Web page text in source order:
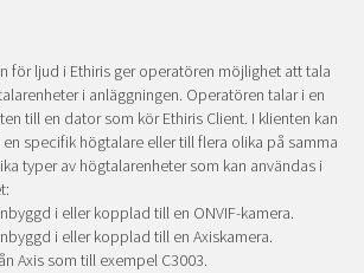
för ljud i Ethiris ger operatören möjlighet att tala
i anläggningen. Operatören talar i en
till en dator som kör Ethiris Client. I klienten kan
specifik högtalare eller till flera olika på samma
typer av högtalarenheter som kan användas i
i eller kopplad till en ONVIF-kamera.
i eller kopplad till en Axiskamera.
Axis som till exempel C3003.